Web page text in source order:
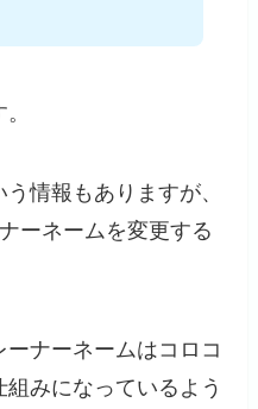
情報もありますが、
ーネームを変更する
ナーネームはコロコ
みになっているよう